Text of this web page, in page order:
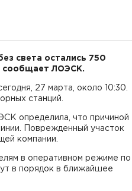
света остались 750
сообщает ЛОЭСК.
27 марта, около 10:30.
станций.
определила, что причиной
Поврежденный участок
компании.
в оперативном режиме по
в порядок в ближайшее